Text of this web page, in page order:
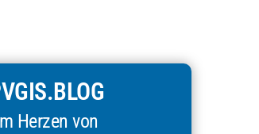
Herzen von